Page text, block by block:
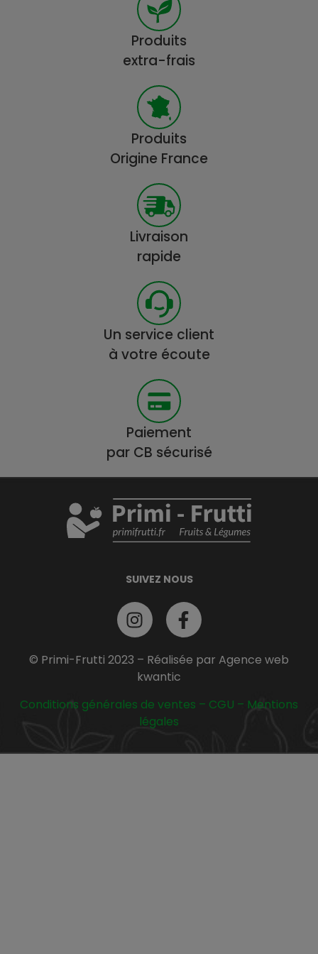
Produits
extra-frais
Produits
Origine France
Livraison
rapide
Un service client
à votre écoute
Paiement
par CB sécurisé
SUIVEZ NOUS
© Primi-Frutti 2023 – Réalisée par Agence web
kwantic
Conditions générales de ventes – CGU – Mentions
légales